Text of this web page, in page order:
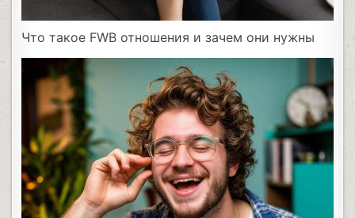
Что такое FWB отношения и зачем они нужны